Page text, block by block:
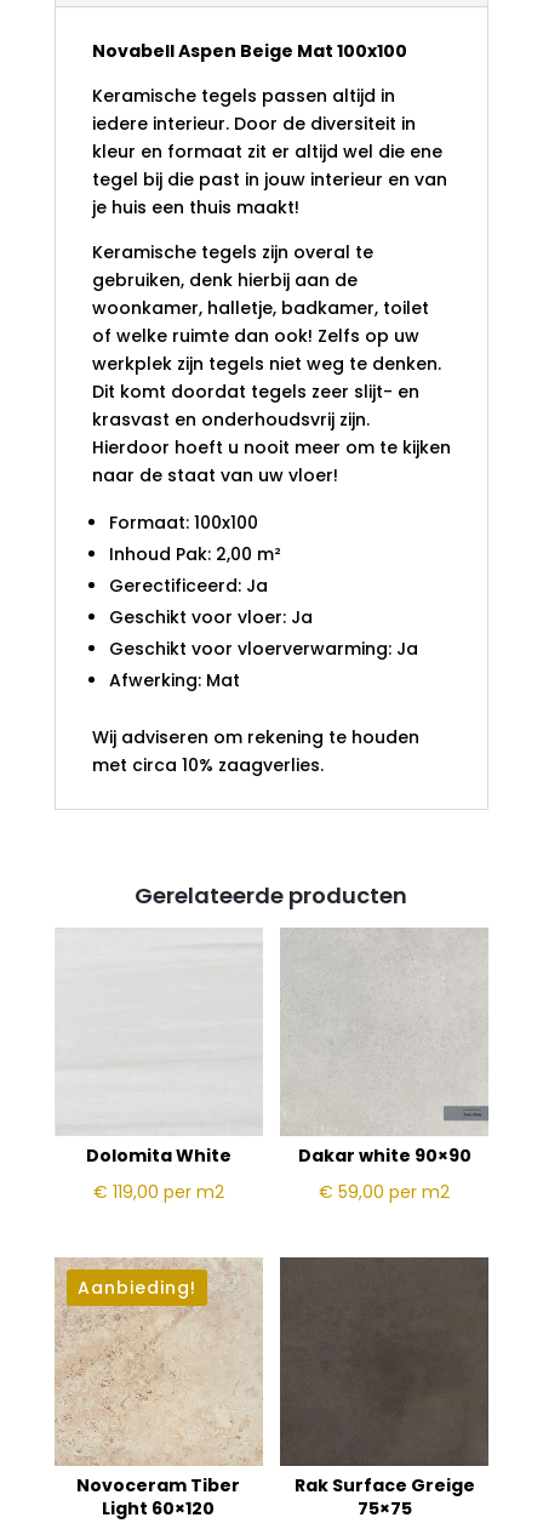
Novabell Aspen Beige Mat 100x100
Keramische tegels passen altijd in
iedere interieur. Door de diversiteit in
kleur en formaat zit er altijd wel die ene
tegel bij die past in jouw interieur en van
je huis een thuis maakt!
Keramische tegels zijn overal te
gebruiken, denk hierbij aan de
woonkamer, halletje, badkamer, toilet
of welke ruimte dan ook! Zelfs op uw
werkplek zijn tegels niet weg te denken.
Dit komt doordat tegels zeer slijt- en
krasvast en onderhoudsvrij zijn.
Hierdoor hoeft u nooit meer om te kijken
naar de staat van uw vloer!
Formaat: 100x100
Inhoud Pak: 2,00 m²
Gerectificeerd: Ja
Geschikt voor vloer: Ja
Geschikt voor vloerverwarming: Ja
Afwerking: Mat
Wij adviseren om rekening te houden
met circa 10% zaagverlies.
Gerelateerde producten
Dolomita White
€ 119,00 per m2
Dakar white 90×90
€ 59,00per m2
Aanbieding!
Novoceram Tiber
Light 60×120
Rak Surface Greige
75×75